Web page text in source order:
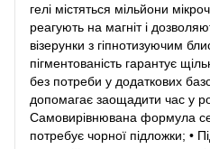
гелі містяться мільйони
реагують на магніт і
візерунки з гіпнотизуючим
пігментованість гарантує
без потреби у додаткових
допомагає заощадити час у
Самовирівнювана формула
потребує чорної підложки; •